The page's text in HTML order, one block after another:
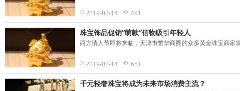
2019-02-14 491
珠宝饰品促销“萌款”信物吸引年轻人
西方情人节即将来临，天津市繁华商圈的众多黄金珠宝商家
2019-02-14 651
千元轻奢珠宝将成为未来市场消费主流？